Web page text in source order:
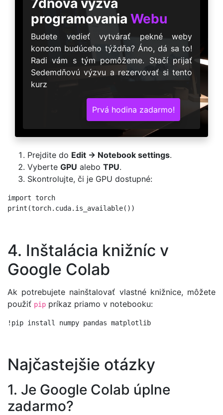
programovania Webu
Budete vedieť vytvárať pekné weby
koncom budúceho týždňa? Áno, dá sa to!
Radi vám s tým pomôžeme. Stačí prijať
Sedemdňovú výzvu a rezervovať si tento
kurz
Prvá hodina zadarmo!
Prejdite do Edit → Notebook settings.
Vyberte GPU alebo TPU.
Skontrolujte, či je GPU dostupné:
import torch
4. Inštalácia knižníc v
Google Colab
Ak potrebujete nainštalovať vlastné knižnice, môžete
použiť pip príkaz priamo v notebooku:
Najčastejšie otázky
1. Je Google Colab úplne
zadarmo?